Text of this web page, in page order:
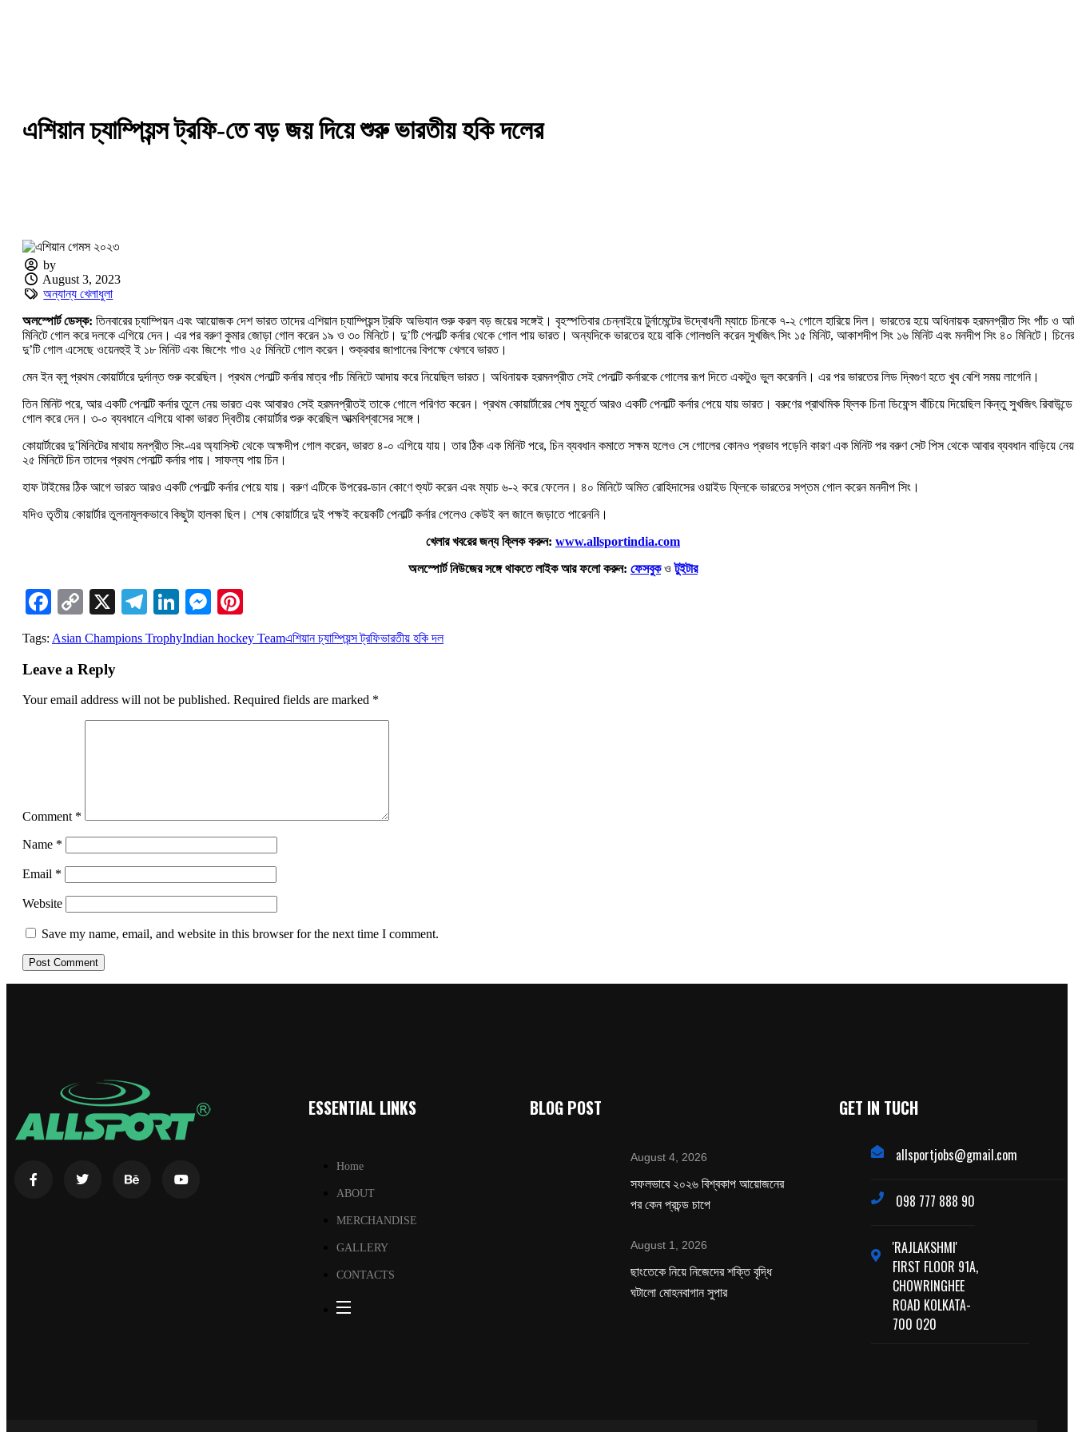
এশিয়ান চ্যাম্পিয়ন্স ট্রফি-তে বড় জয় দিয়ে শুরু ভারতীয় হকি দলের
by
August 3, 2023
অন্যান্য খেলাধুলা
অলস্পোর্ট ডেস্ক: তিনবারের চ্যাম্পিয়ন এবং আয়োজক দেশ ভারত তাদের এশিয়ান চ্যাম্পিয়ন্স ট্রফি অভিযান শুরু করল বড় জয়ের সঙ্গেই। বৃহস্পতিবার চেন্নাইয়ে টুর্নামেন্টের উদ্বোধনী ম্যাচে চিনকে ৭-২ গোলে হারিয়ে দিল। ভারতের হয়ে অধিনায়ক হরমনপ্রীত সিং পাঁচ ও
মিনিটে গোল করে দলকে এগিয়ে দেন। এর পর বরুণ কুমার জোড়া গোল করেন ১৯ ও ৩০ মিনিটে। দু’টি পেনাল্টি কর্নার থেকে গোল পায় ভারত। অন্যদিকে ভারতের হয়ে বাকি গোলগুলি করেন সুখজিৎ সিং ১৫ মিনিট, আকাশদীপ সিং ১৬ মিনিট এবং মনদীপ সিং ৪০ মিনিটে। চিনের
দু’টি গোল এসেছে ওয়েনহুই ই ১৮ মিনিট এবং জিশেং গাও ২৫ মিনিটে গোল করেন। শুক্রবার জাপানের বিপক্ষে খেলবে ভারত।
মেন ইন ব্লু প্রথম কোয়ার্টারে দুর্দান্ত শুরু করেছিল। প্রথম পেনাল্টি কর্নার মাত্র পাঁচ মিনিটে আদায় করে নিয়েছিল ভারত। অধিনায়ক হরমনপ্রীত সেই পেনাল্টি কর্নারকে গোলের রূপ দিতে একটুও ভুল করেননি। এর পর ভারতের লিড দ্বিগুণ হতে খুব বেশি সময় লাগেনি।
তিন মিনিট পরে, আর একটি পেনাল্টি কর্নার তুলে নেয় ভারত এবং আবারও সেই হরমনপ্রীতই তাকে গোলে পরিণত করেন। প্রথম কোয়ার্টারের শেষ মুহূর্তে আরও একটি পেনাল্টি কর্নার পেয়ে যায় ভারত। বরুণের প্রাথমিক ফ্লিক চিনা ডিফেন্স বাঁচিয়ে দিয়েছিল কিন্তু সুখজিৎ রিবাউন্ডে
গোল করে দেন। ৩-০ ব্যবধানে এগিয়ে থাকা ভারত দ্বিতীয় কোয়ার্টার শুরু করেছিল আত্মবিশ্বাসের সঙ্গে।
কোয়ার্টারের দু’মিনিটের মাথায় মনপ্রীত সিং-এর অ্যাসিস্ট থেকে অক্ষদীপ গোল করেন, ভারত ৪-০ এগিয়ে যায়। তার ঠিক এক মিনিট পরে, চিন ব্যবধান কমাতে সক্ষম হলেও সে গোলের কোনও প্রভাব পড়েনি কারণ এক মিনিট পর বরুণ সেট পিস থেকে আবার ব্যবধান বাড়িয়ে
২৫ মিনিটে চিন তাদের প্রথম পেনাল্টি কর্নার পায়। সাফল্য পায় চিন।
হাফ টাইমের ঠিক আগে ভারত আরও একটি পেনাল্টি কর্নার পেয়ে যায়। বরুণ এটিকে উপরের-ডান কোণে শ্যুট করেন এবং ম্যাচ ৬-২ করে ফেলেন। ৪০ মিনিটে অমিত রোহিদাসের ওয়াইড ফ্লিকে ভারতের সপ্তম গোল করেন মনদীপ সিং।
যদিও তৃতীয় কোয়ার্টার তুলনামূলকভাবে কিছুটা হালকা ছিল। শেষ কোয়ার্টারে দুই পক্ষই কয়েকটি পেনাল্টি কর্নার পেলেও কেউই বল জালে জড়াতে পারেননি।
খেলার খবরের জন্য ক্লিক করুন: www.allsportindia.com
অলস্পোর্ট নিউজের সঙ্গে থাকতে লাইক আর ফলো করুন: ফেসবুকওটুইটার
Facebook
Copy
Link
X Telegram
LinkedIn
Messenger
Tags: Asian Champions TrophyIndian hockey Teamএশিয়ান চ্যাম্পিয়ন্স ট্রফিভারতীয় হকি দল
Leave a Reply
Your email address will not be published. Required fields are marked *
Comment *
Name *
Email *
Website
Save my name, email, and website in this browser for the next time I comment.
ESSENTIAL LINKS
Home
ABOUT
MERCHANDISE
GALLERY
CONTACTS
BLOG POST
August 4, 2026
সফলভাবে ২০২৬ বিশ্বকাপ আয়োজনের
পর কেন প্রচন্ড চাপে
August 1, 2026
ছাংতেকে নিয়ে নিজেদের শক্তি বৃদ্ধি
ঘটালো মোহনবাগান সুপার
GET IN TUCH
allsportjobs@gmail.com
098 777 888 90
'RAJLAKSHMI'
FIRST FLOOR 91A,
CHOWRINGHEE
ROAD KOLKATA-
700 020